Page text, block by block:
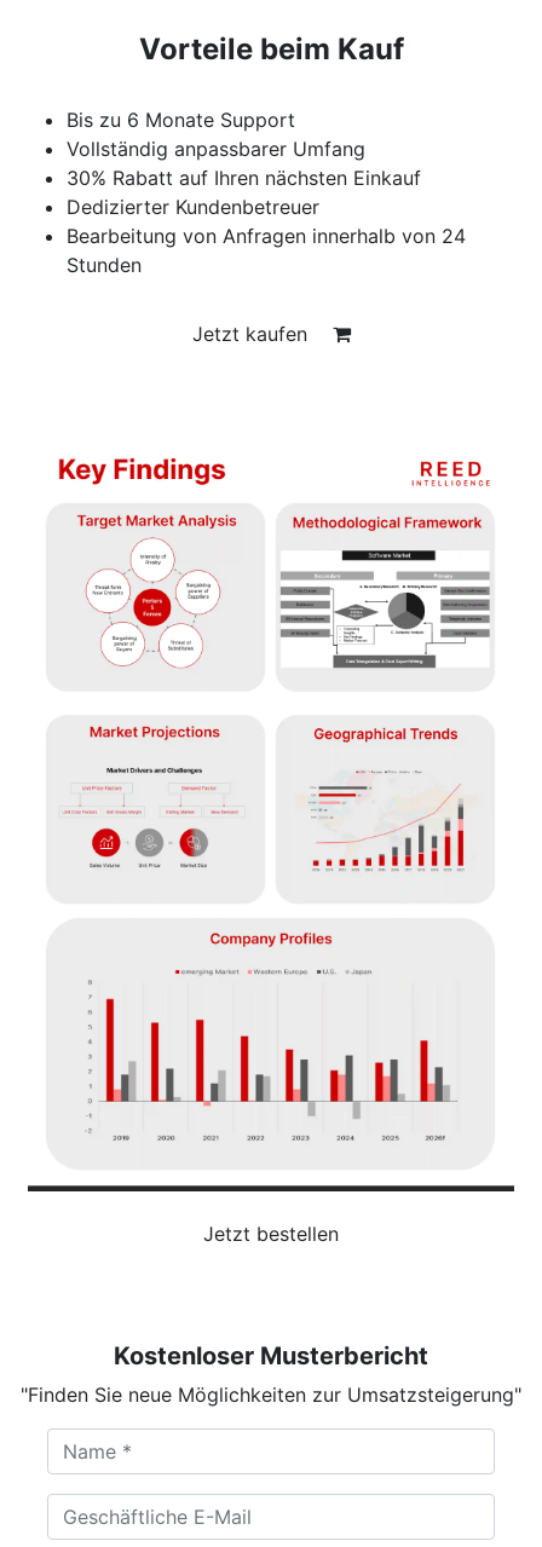
Vorteile beim Kauf
Bis zu 6 Monate Support
Vollständig anpassbarer Umfang
30% Rabatt auf Ihren nächsten Einkauf
Dedizierter Kundenbetreuer
Bearbeitung von Anfragen innerhalb von 24
Stunden
Jetzt kaufen
Jetzt bestellen
Kostenloser Musterbericht
"Finden Sie neue Möglichkeiten zur Umsatzsteigerung"